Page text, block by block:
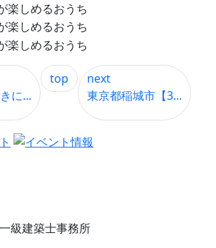
に...
top
next
東京都稲城市【3...
級建築士事務所